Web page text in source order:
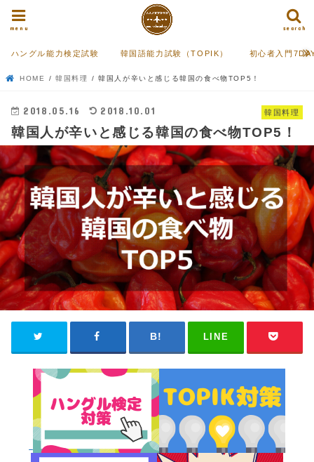
search
menu
ハングル能力検定試験 韓国語能力試験（TOPIK） 初心者入門
HOME 韓国料理 韓国人が辛いと感じる韓国の食べ物TOP5！
韓国料理
2018.05.16 2018.10.01
韓国人が辛いと感じる韓国の食べ物TOP5！
LINE